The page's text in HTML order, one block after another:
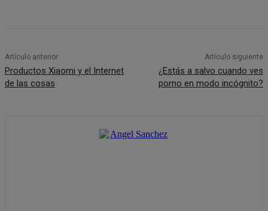
Artículo anterior
Productos Xiaomi y el Internet
de las cosas
Artículo siguiente
¿Estás a salvo cuando ves
porno en modo incógnito?